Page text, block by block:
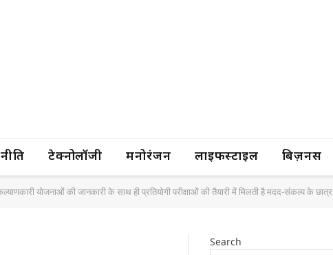
टेक्नोलॉजी मनोरंजन लाइफस्टाइल बिज़नस
योजनाओं की जानकारी के साथ ही प्रतियोगी परीक्षाओं की तैयारी में मिलती है मदद-संकल्प के छात्र
Search